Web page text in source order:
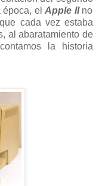
época, elApple II no
cada vez estaba
al abaratamiento de
la historia